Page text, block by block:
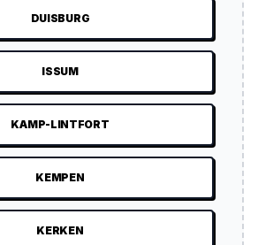
DUISBURG
ISSUM
KAMP-LINTFORT
KEMPEN
KERKEN